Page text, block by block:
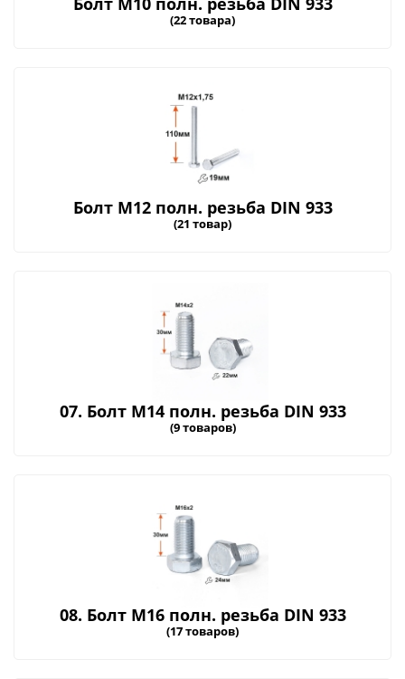
(22 товара)
Болт М12 полн. резьба DIN 933
(21 товар)
07. Болт М14 полн. резьба DIN 933
(9 товаров)
08. Болт М16 полн. резьба DIN 933
(17 товаров)